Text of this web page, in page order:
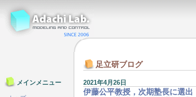
足立研ブログ
2021年4月26日
伊藤公平教授，次期塾長に選出
メインメニュー